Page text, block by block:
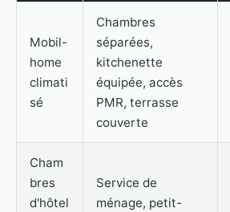
Mobil-
home
climati
sé
Chambres
séparées,
kitchenette
équipée, accès
PMR, terrasse
couverte
Cham
bres
d'hôtel
Service de
ménage, petit-